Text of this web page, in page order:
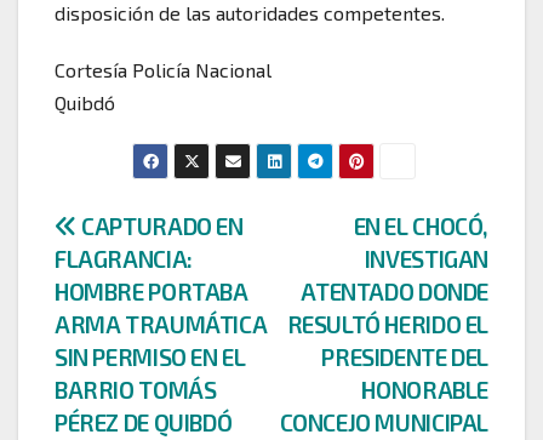
disposición de las autoridades competentes.
Cortesía Policía Nacional
Quibdó
Navegación
de
entradas
EN EL CHOCÓ,
INVESTIGAN
ATENTADO DONDE
RESULTÓ HERIDO EL
PRESIDENTE DEL
HONORABLE
CONCEJO MUNICIPAL
CAPTURADO EN
FLAGRANCIA:
HOMBRE PORTABA
ARMA TRAUMÁTICA
SIN PERMISO EN EL
BARRIO TOMÁS
PÉREZ DE QUIBDÓ